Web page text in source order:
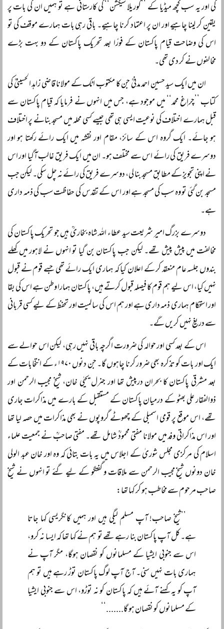
کی اور یہ سب کچھ میڈیا کے ’’گوریلا سیکشن‘‘ کی کارستانی ہے تو ہمیں ان کی بات پر
یقین کر لینا چاہیے اور ان پر اعتماد کرنا چاہیے۔ باقی رہی بات ہمارے موقف کی تو
اس کی وضاحت قیام پاکستان کے فورًا بعد تحریک پاکستان کے دو بہت بڑے
مخالفوں نے کر دی تھی۔
ان میں ایک سید حسین احمد مدنیؒ جن کا مکتوب اٹک کے مولانا قاضی زاہد الحسینیؒ کی
کتاب ’’چراٖغ محمد‘‘ میں موجود ہے، جس میں انہوں نے فرمایا کہ قیام پاکستان سے
قبل ہمارے اختلاف کی نوعیت ایسی ہی تھی جیسے کسی محلہ میں مسجد بنانے پر اختلاف
ہو جائے۔ ایک گروہ اس کے سائز، مقام اور نقشہ میں ایک رائے رکھتا ہو اور
دوسرے فریق کی رائے اس سے مختلف ہو۔ ان میں ایک فریق غالب آگیا اور اس
نے اپنی تجویز کے مطابق مسجد بنا لی، دوسرے فریق کی رائے نہ چل سکی۔ لیکن جب
مسجد بن گئی تو وہ سب کی مسجد ہے اور اس کے تقدس کی حفاظت سب کی ذمہ داری
ہے۔
دوسرے بزرگ امیر شریعت سید عطاء اللہ شاہ بخاریؒ ہیں جو تحریک پاکستان کی
مخالفت میں پیش پیش تھے۔ لیکن جب پاکستان بن گیا تو انہوں نے لاہور میں کھلے
بندوں جلسہ عام منعقد کر کے اعلان کیا کہ ہماری ایک رائے تھی جسے قوم نے قبول
نہیں کیا، اس لیے ہم قوم کا فیصلہ قبول کرتے ہیں، پاکستان ہمارا وطن ہے اس کی بقا
اور استحکام ہماری ذمہ داری ہے اور ہم اس کی سالمیت اور تحفظ کے لیے کسی قربانی
سے دریغ نہیں کریں گے۔
اس کے بعد کسی اور حوالہ کی ضرورت اگرچہ باقی نہیں رہی، لیکن اس حوالے سے
ایک اور بات کو تذکرہ بھی ضرور کرنا چاہوں گا۔ جن دنوں ۱۹۷۰ء کے انتخابات کے
بعد مشرقی پاکستان کا بحران درپیش تھا اور جنرل یحیٰی خان، شیخ مجیب الرحمن اور
ذوالفقار علی بھٹو کے درمیان پاکستان کے مستقبل کے بارے میں مذاکرات جاری
تھے، اس موقع پر قومی اسمبلی کے چھوٹے گروپوں نے بھی مذاکرات میں حصہ لیا تھا
اور اس مذاکراتی وفد میں مولانا مفتی محمودؒ شامل تھے۔ مفتی صاحبؒ نے جمعیت علماء
اسلام کی مرکزی مجلس شوریٰ کے اجلاس میں یہ بات بتائی کہ وہ اور خان عبد الولی
خان دونوں شیخ مجیب الرحمن سے ملاقات و گفتگو کے لیے گئے تو انہوں نے شیخ
صاحب مرحوم سے مخاطب ہو کر کہا تھا:
’’شیخ صاحب! آپ مسلم لیگی ہیں اور ہمیں کانگریسی کہا جاتا
ہے۔ کل آپ پاکستان بنا رہے تھے تو ہم نے کہا تھا کہ ایسا نہ کرو،
اس سے جنوبی ایشیا کے مسلمانوں کو نقصان ہوگا، مگر آپ نے
ہماری بات نہیں سنی۔ آج آپ لوگ پاکستان توڑ رہے ہیں تو ہم
آپ کو یہ کہنے آئے ہیں کہ پاکستان کو نہ توڑو، اس سے جنوبی ایشیا
کے مسلمانوں کو نقصان ہو گا.......‘‘